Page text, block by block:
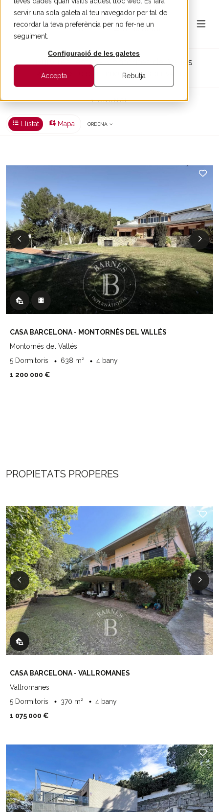
servir una sola galeta al teu navegador per tal de
recordar la teva preferència per no fer-ne un
seguiment.
Configuració de les galetes
Accepta Rebutja
Luxury real estate Montornés del Vallés
1 PROPERTIES FOR SALE IN MONTORNÉS DEL VALLÉS
1 ANUNCI
Llistat Mapa ORDENA
CASA BARCELONA - MONTORNÉS DEL VALLÉS
Montornés del Vallés
5 Dormitoris
638 m²
4 bany
1 200 000 €
PROPIETATS PROPERES
CASA BARCELONA - VALLROMANES
Vallromanes
5 Dormitoris
370 m²
4 bany
1 075 000 €